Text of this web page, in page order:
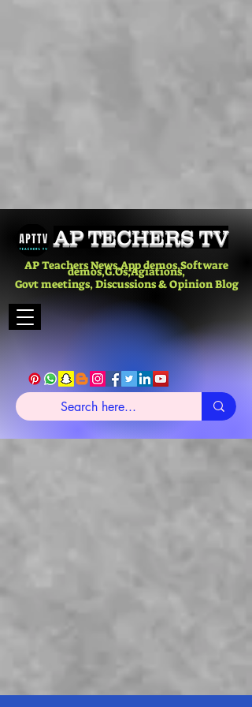
AP TECHERS TV
AP Teachers News,App demos,Software
demos,G.Os,Agiations,
Govt meetings, Discussions & Opinion Blog